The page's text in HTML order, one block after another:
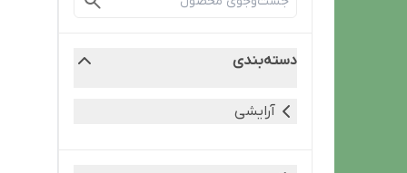
دسته‌بندی
آرایشی